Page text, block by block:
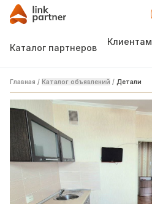
Каталог партнеров
Клиентам
Главная / Каталог объявлений / Детали